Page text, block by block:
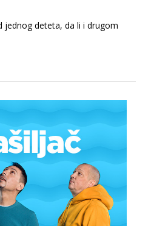
jednog deteta, da li i drugom